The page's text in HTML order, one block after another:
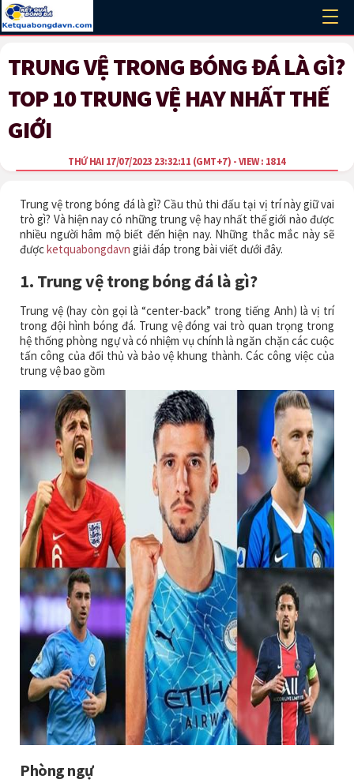
TRUNG VỆ TRONG BÓNG ĐÁ LÀ GÌ?
TOP 10 TRUNG VỆ HAY NHẤT THẾ
GIỚI
THỨ HAI 17/07/2023 23:32:11 (GMT+7) - VIEW : 1814
Trung vệ trong bóng đá là gì? Cầu thủ thi đấu tại vị trí này giữ vai
trò gì? Và hiện nay có những trung vệ hay nhất thế giới nào được
nhiều người hâm mộ biết đến hiện nay. Những thắc mắc này sẽ
đượcketquabongdavn giải đáp trong bài viết dưới đây.
1. Trung vệ trong bóng đá là gì?
Trung vệ (hay còn gọi là “center-back” trong tiếng Anh) là vị trí
trong đội hình bóng đá. Trung vệ đóng vai trò quan trọng trong
hệ thống phòng ngự và có nhiệm vụ chính là ngăn chặn các cuộc
tấn công của đối thủ và bảo vệ khung thành. Các công việc của
trung vệ bao gồm
Phòng ngự